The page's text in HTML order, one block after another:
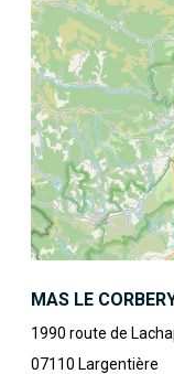
MAS LE
1990 route de
07110 Largentière